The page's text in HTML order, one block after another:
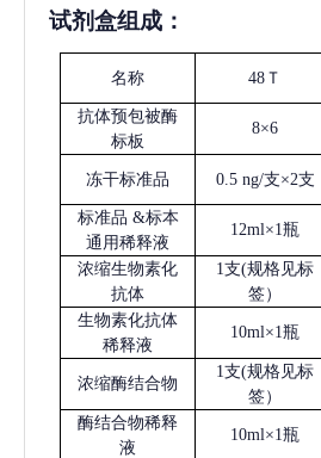
试剂盒组成：
名称 48Ｔ
抗体预包被酶
标板
8×6
冻干标准品 0.5 ng/支×2支
标准品 &标本
通用稀释液
12ml×1瓶
浓缩生物素化
抗体
1支(规格见标
签）
生物素化抗体
稀释液
10ml×1瓶
浓缩酶结合物
1支(规格见标
签）
酶结合物稀释
液
10ml×1瓶